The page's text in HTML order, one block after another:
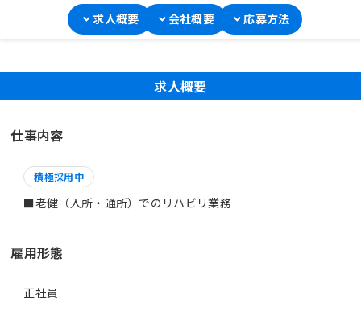
求人概要 会社概要 応募方法
求人概要
仕事内容
積極採用中
■老健（入所・通所）でのリハビリ業務
雇用形態
正社員